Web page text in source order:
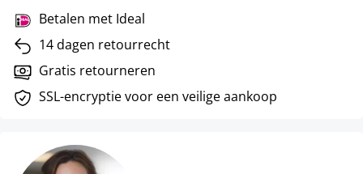
Betalen met Ideal
14 dagen retourrecht
Gratis retourneren
SSL-encryptie voor een veilige aankoop